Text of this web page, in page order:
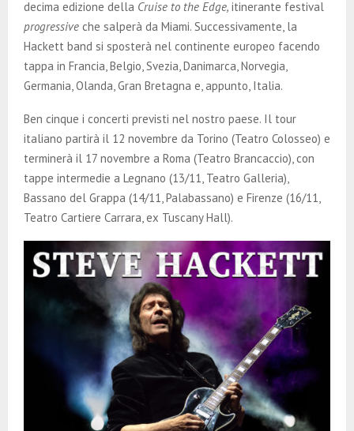
decima edizione della Cruise to the Edge, itinerante festival
progressive che salperà da Miami. Successivamente, la
Hackett band si sposterà nel continente europeo facendo
tappa in Francia, Belgio, Svezia, Danimarca, Norvegia,
Germania, Olanda, Gran Bretagna e, appunto, Italia.
Ben cinque i concerti previsti nel nostro paese. Il tour
italiano partirà il 12 novembre da Torino (Teatro Colosseo) e
terminerà il 17 novembre a Roma (Teatro Brancaccio), con
tappe intermedie a Legnano (13/11, Teatro Galleria),
Bassano del Grappa (14/11, Palabassano) e Firenze (16/11,
Teatro Cartiere Carrara, ex Tuscany Hall).